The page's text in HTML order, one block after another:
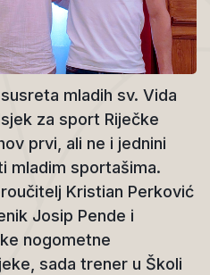
mladih sv. Vida
za sport Riječke
prvi, ali ne i jednini
mladim sportašima.
Kristian Perković
Josip Pende i
nogometne
sada trener u Školi